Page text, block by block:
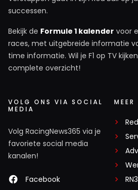
successen.
Bekijk de Formule 1 kalender voor
races, met uitgebreide informatie
time informatie. Wil je F1 op TV
complete overzicht!
VOLG ONS VIA SOCIAL
MEDIA
Volg RacingNews365 via je
favoriete social media
kanalen!
Facebook